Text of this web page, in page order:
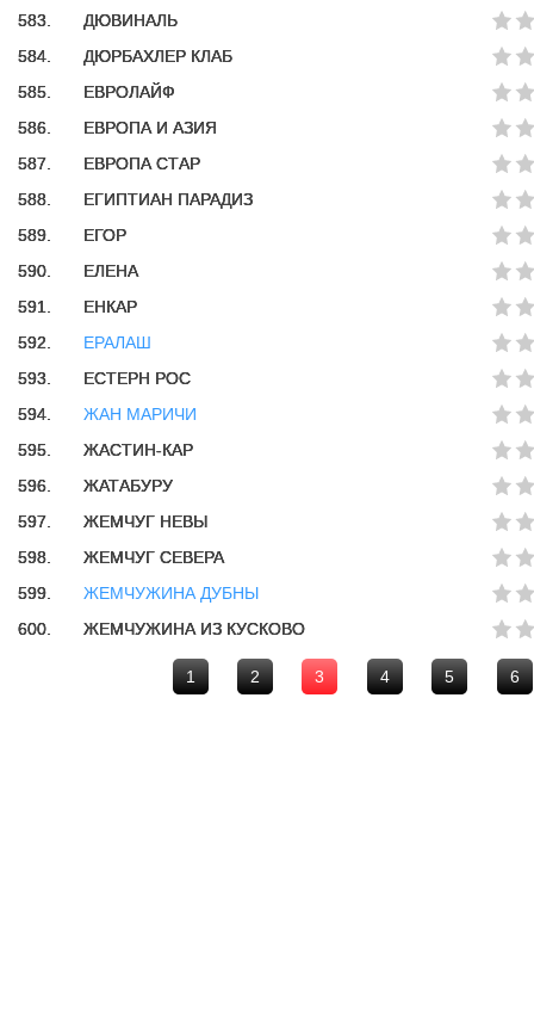
583.
ДЮВИНАЛЬ
584.
ДЮРБАХЛЕР КЛАБ
585.
ЕВРОЛАЙФ
586.
ЕВРОПА И АЗИЯ
587.
ЕВРОПА СТАР
588.
ЕГИПТИАН ПАРАДИЗ
589.
ЕГОР
590.
ЕЛЕНА
591.
ЕНКАР
592.
ЕРАЛАШ
593.
ЕСТЕРН РОС
594.
ЖАН МАРИЧИ
595.
ЖАСТИН-КАР
596.
ЖАТАБУРУ
597.
ЖЕМЧУГ НЕВЫ
598.
ЖЕМЧУГ СЕВЕРА
599.
ЖЕМЧУЖИНА ДУБНЫ
600.
ЖЕМЧУЖИНА ИЗ КУСКОВО
1 2 3 4 5 6